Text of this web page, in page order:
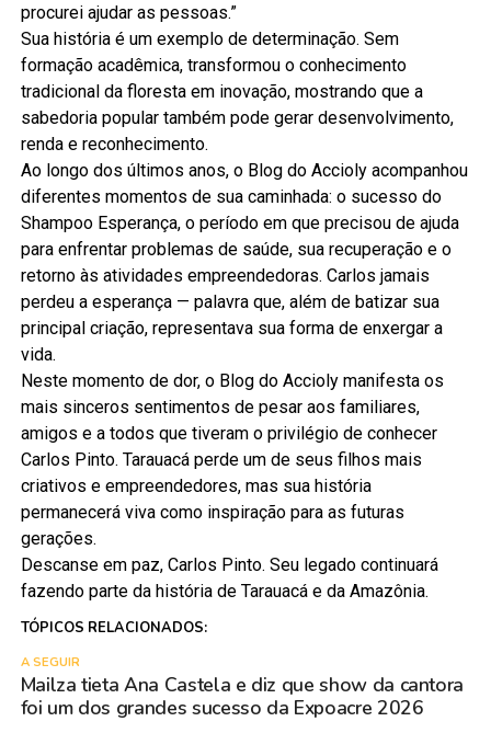
procurei ajudar as pessoas.”
Sua história é um exemplo de determinação. Sem
formação acadêmica, transformou o conhecimento
tradicional da floresta em inovação, mostrando que a
sabedoria popular também pode gerar desenvolvimento,
renda e reconhecimento.
Ao longo dos últimos anos, o Blog do Accioly acompanhou
diferentes momentos de sua caminhada: o sucesso do
Shampoo Esperança, o período em que precisou de ajuda
para enfrentar problemas de saúde, sua recuperação e o
retorno às atividades empreendedoras. Carlos jamais
perdeu a esperança — palavra que, além de batizar sua
principal criação, representava sua forma de enxergar a
vida.
Neste momento de dor, o Blog do Accioly manifesta os
mais sinceros sentimentos de pesar aos familiares,
amigos e a todos que tiveram o privilégio de conhecer
Carlos Pinto. Tarauacá perde um de seus filhos mais
criativos e empreendedores, mas sua história
permanecerá viva como inspiração para as futuras
gerações.
Descanse em paz, Carlos Pinto. Seu legado continuará
fazendo parte da história de Tarauacá e da Amazônia.
TÓPICOS RELACIONADOS:
A SEGUIR
Mailza tieta Ana Castela e diz que show da cantora
foi um dos grandes sucesso da Expoacre 2026